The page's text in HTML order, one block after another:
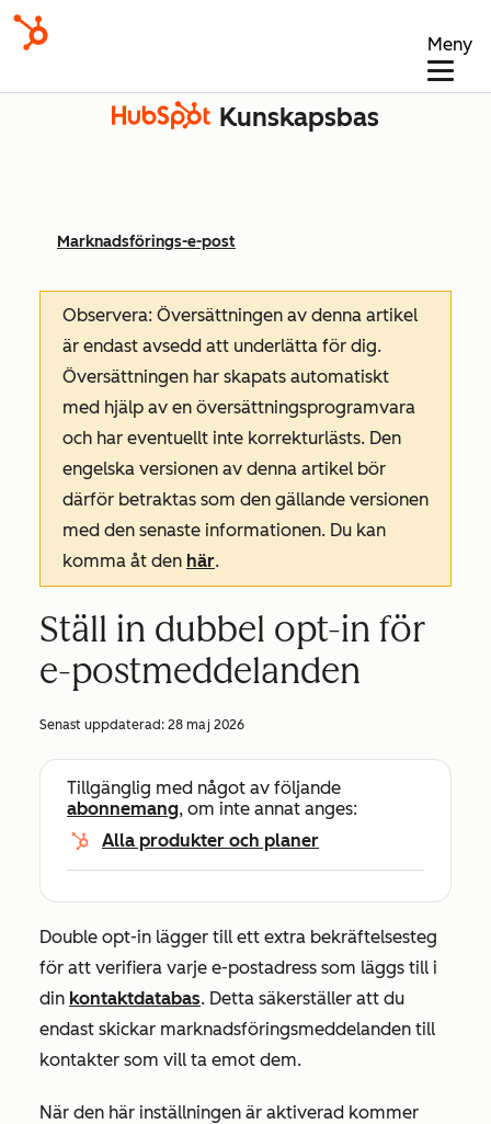
Meny
Kunskapsbas
Marknadsförings-e-post
Observera: Översättningen av denna artikel
är endast avsedd att underlätta för dig.
Översättningen har skapats automatiskt
med hjälp av en översättningsprogramvara
och har eventuellt inte korrekturlästs. Den
engelska versionen av denna artikel bör
därför betraktas som den gällande versionen
med den senaste informationen. Du kan
komma åt den här.
Ställ in dubbel opt-in för
e-postmeddelanden
Senast uppdaterad: 28 maj 2026
Tillgänglig med något av följande
abonnemang, om inte annat anges:
Alla produkter och planer
Double opt-in lägger till ett extra bekräftelsesteg
för att verifiera varje e-postadress som läggs till i
din kontaktdatabas. Detta säkerställer att du
endast skickar marknadsföringsmeddelanden till
kontakter som vill ta emot dem.
När den här inställningen är aktiverad kommer